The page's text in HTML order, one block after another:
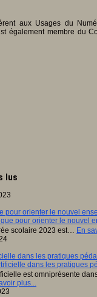
aux Usages du
également membre du
lus
pour orienter le nouvel
scolaire 2023 est… En
dans les pratiques
est omniprésente
plus...